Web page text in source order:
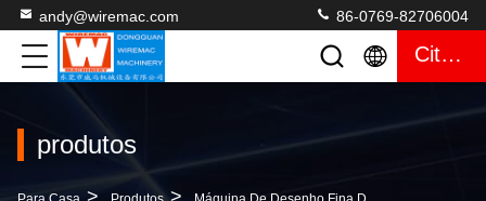
andy@wiremac.com 86-0769-82706004
Citações
produtos
> >